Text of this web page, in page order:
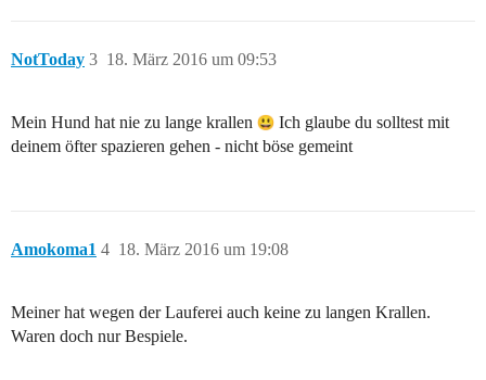
NotToday 18. März 2016 um 09:53
3
Mein Hund hat nie zu lange krallen
Ich glaube du solltest mit
deinem öfter spazieren gehen - nicht böse gemeint
Amokoma1 18. März 2016 um 19:08
4
Meiner hat wegen der Lauferei auch keine zu langen Krallen.
Waren doch nur Bespiele.